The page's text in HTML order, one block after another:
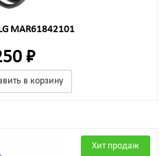
MAR61842101
₽
в корзину
Хит продаж